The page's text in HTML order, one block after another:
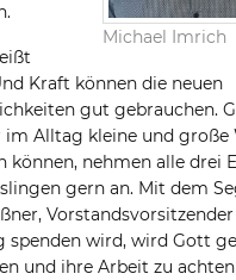
Michael Imrich
Kraft können die neuen
gut gebrauchen.
Alltag kleine und große
können, nehmen alle drei
gern an. Mit dem
wird, wird Gott
und ihre Arbeit zu